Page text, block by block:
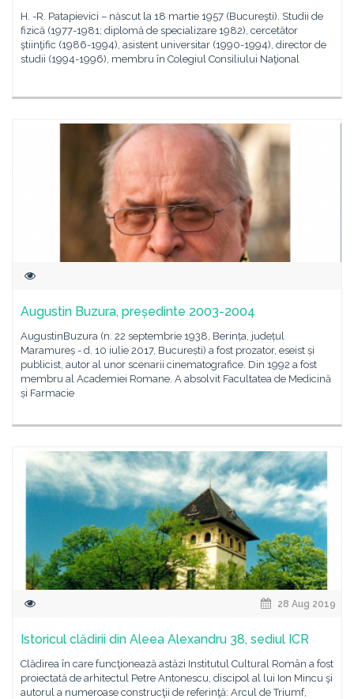
H. -R. Patapievici – născut la 18 martie 1957 (Bucureşti). Studii de
fizică (1977-1981; diplomă de specializare 1982), cercetător
ştiinţific (1986-1994), asistent universitar (1990-1994), director de
studii (1994-1996), membru în Colegiul Consiliului Naţional
Augustin Buzura, președinte 2003-2004
AugustinBuzura (n. 22 septembrie 1938, Berința, județul
Maramureș - d. 10 iulie 2017, București) a fost prozator, eseist și
publicist, autor al unor scenarii cinematografice. Din 1992 a fost
membru al Academiei Romane. A absolvit Facultatea de Medicină
și Farmacie
28 Aug 2019
Istoricul clădirii din Aleea Alexandru 38, sediul ICR
Clădirea în care funcţionează astăzi Institutul Cultural Român a fost
proiectată de arhitectul Petre Antonescu, discipol al lui Ion Mincu şi
autorul a numeroase construcţii de referinţă: Arcul de Triumf,